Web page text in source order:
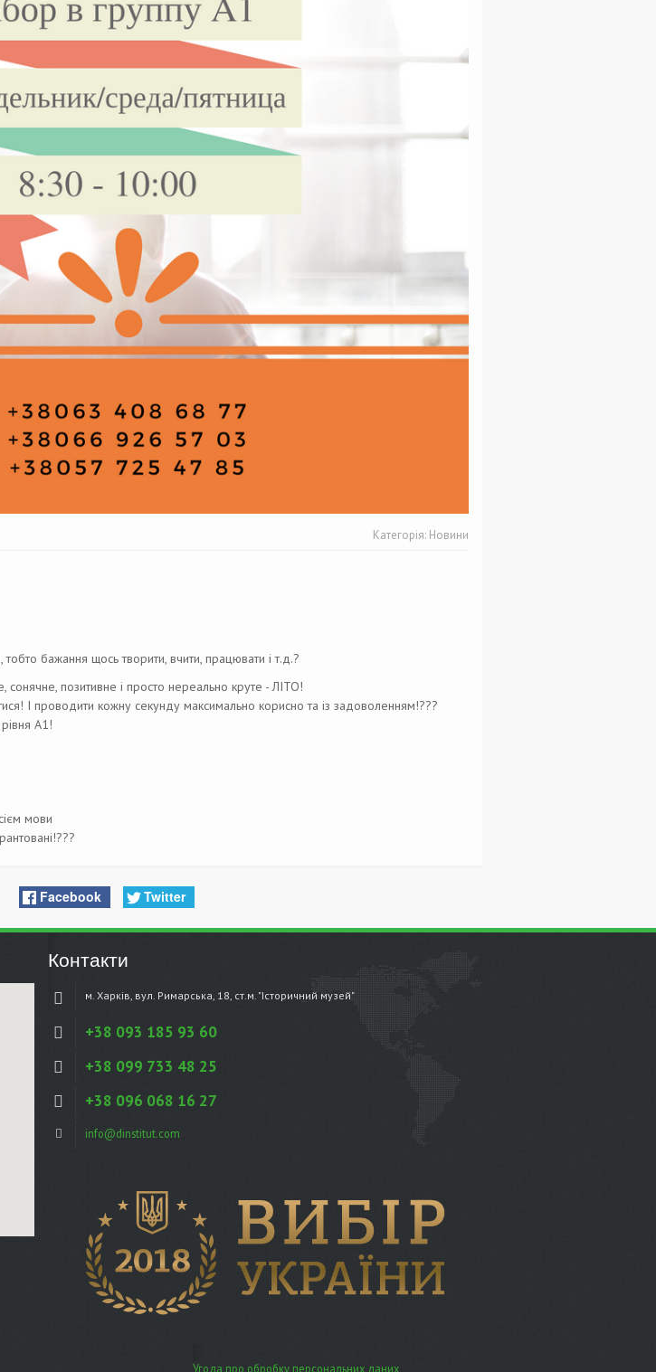
Категорія: Новини
бажання щось творити, вчити, працювати і т.д.?
позитивне і просто нереально круте - ЛІТО!
І проводити кожну секунду максимально корисно та із задоволенням!???
А1!
мови
???
Facebook Twitter
Контакти
м. Харків, вул. Римарська, 18, ст.м. "Історичний музей"
+38 093 185 93 60
+38 099 733 48 25
+38 096 068 16 27
info@dinstitut.com
Угода про обробку персональних даних